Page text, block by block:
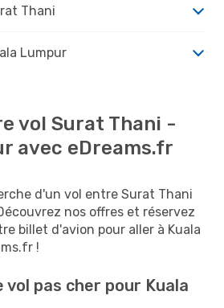
Thani
Lumpur
vol Surat Thani -
avec eDreams.fr
d'un vol entre Surat Thani
nos offres et réservez
billet d'avion pour aller à Kuala
!
vol pas cher pour Kuala